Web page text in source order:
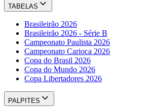
TABELAS
Brasileirão 2026
Brasileirão 2026 - Série B
Campeonato Paulista 2026
Campeonato Carioca 2026
Copa do Brasil 2026
Copa do Mundo 2026
Copa Libertadores 2026
PALPITES